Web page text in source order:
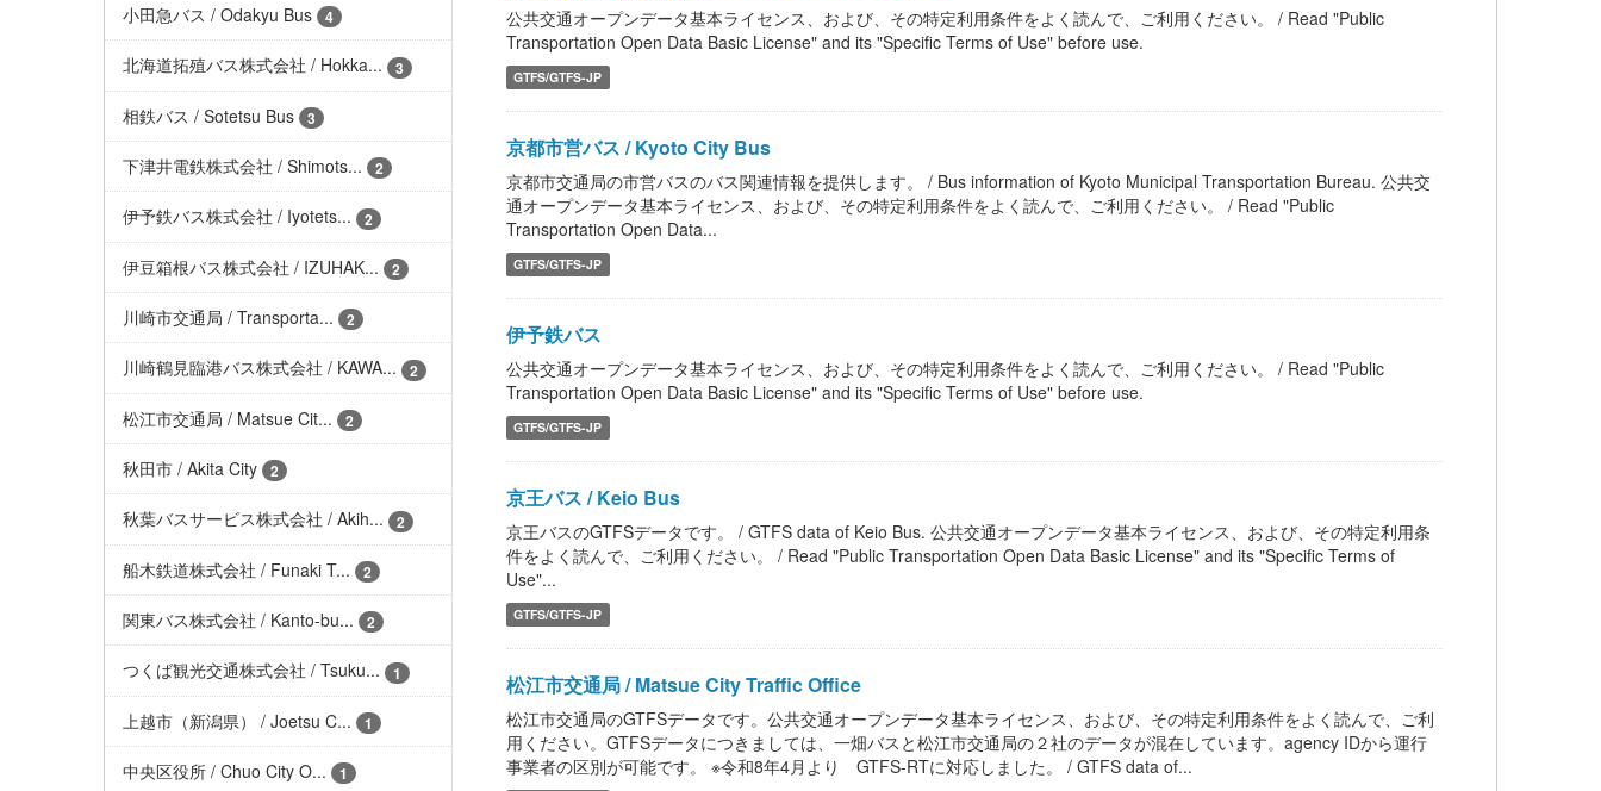
小田急バス / Odakyu Bus 4
北海道拓殖バス株式会社 / Hokka... 3
相鉄バス / Sotetsu Bus 3
下津井電鉄株式会社 / Shimots... 2
伊予鉄バス株式会社 / Iyotets... 2
伊豆箱根バス株式会社 / IZUHAK... 2
川崎市交通局 / Transporta... 2
川崎鶴見臨港バス株式会社 / KAWA... 2
松江市交通局 / Matsue Cit... 2
秋田市 / Akita City 2
秋葉バスサービス株式会社 / Akih... 2
船木鉄道株式会社 / Funaki T... 2
関東バス株式会社 / Kanto-bu... 2
つくば観光交通株式会社 / Tsuku... 1
上越市（新潟県） / Joetsu C... 1
中央区役所 / Chuo City O... 1
公共交通オープンデータ基本ライセンス、および、その特定利用条件をよく読んで、ご利用ください。 / Read "Public
Transportation Open Data Basic License" and its "Specific Terms of Use" before use.
GTFS/GTFS-JP
京都市営バス / Kyoto City Bus
京都市交通局の市営バスのバス関連情報を提供します。 / Bus information of Kyoto Municipal Transportation Bureau. 公共交
通オープンデータ基本ライセンス、および、その特定利用条件をよく読んで、ご利用ください。 / Read "Public
Transportation Open Data...
GTFS/GTFS-JP
伊予鉄バス
公共交通オープンデータ基本ライセンス、および、その特定利用条件をよく読んで、ご利用ください。 / Read "Public
Transportation Open Data Basic License" and its "Specific Terms of Use" before use.
GTFS/GTFS-JP
京王バス / Keio Bus
京王バスのGTFSデータです。 / GTFS data of Keio Bus. 公共交通オープンデータ基本ライセンス、および、その特定利用条
件をよく読んで、ご利用ください。 / Read "Public Transportation Open Data Basic License" and its "Specific Terms of
Use"...
GTFS/GTFS-JP
松江市交通局 / Matsue City Traffic Office
松江市交通局のGTFSデータです。公共交通オープンデータ基本ライセンス、および、その特定利用条件をよく読んで、ご利
用ください。GTFSデータにつきましては、一畑バスと松江市交通局の２社のデータが混在しています。agency IDから運行
事業者の区別が可能です。 ※令和8年4月より GTFS-RTに対応しました。 / GTFS data of...